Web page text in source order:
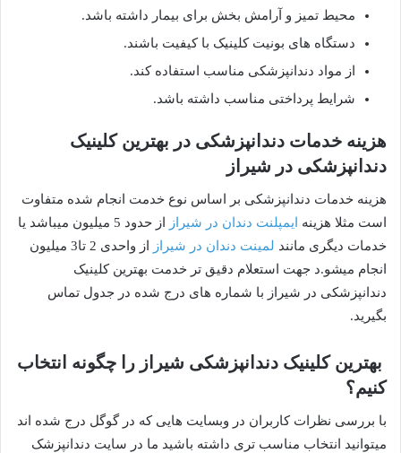
محیط تمیز و آرامش بخش برای بیمار داشته باشد.
دستگاه های بونیت کلینیک با کیفیت باشند.
از مواد دندانپزشکی مناسب استفاده کند.
شرایط پرداختی مناسب داشته باشد.
هزینه خدمات دندانپزشکی در بهترین کلینیک
دندانپزشکی در شیراز
هزینه خدمات دندانپزشکی بر اساس نوع خدمت انجام شده متفاوت
است مثلا هزینه
ایمپلنت دندان در شیراز
از حدود 5 میلیون میباشد یا
خدمات دیگری مانند لمینت دندان در شیراز
از واحدی 2 تا3 میلیون
انجام میشو.د جهت استعلام دقیق تر خدمت بهترین کلینیک
دندانپزشکی در شیراز با شماره های درج شده در جدول تماس
بگیرید.
بهترین کلینیک دندانپزشکی شیراز را چگونه انتخاب
کنیم؟
با بررسی نظرات کاربران در وبسایت هایی که در گوگل درج شده اند
میتوانید انتخاب مناسب تری داشته باشید ما در سایت دندانپزشک